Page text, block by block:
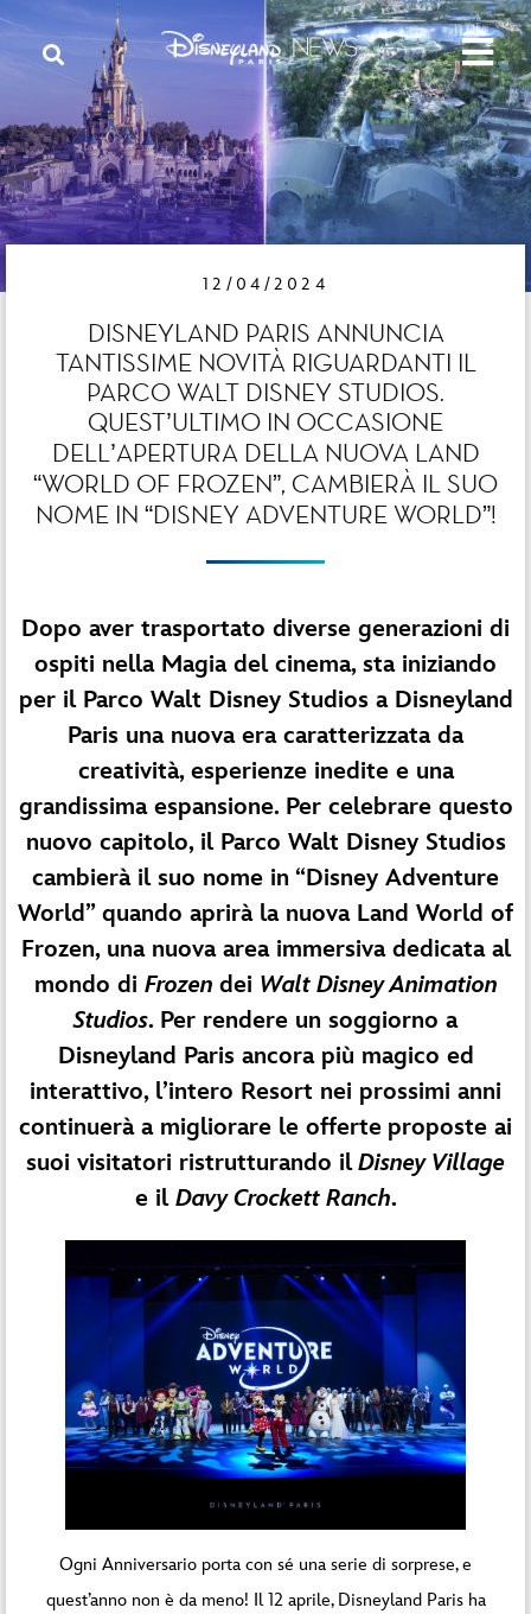
12/04/2024
DISNEYLAND PARIS ANNUNCIA
TANTISSIME NOVITÀ RIGUARDANTI IL
PARCO WALT DISNEY STUDIOS.
QUEST’ULTIMO IN OCCASIONE
DELL’APERTURA DELLA NUOVA LAND
“WORLD OF FROZEN”, CAMBIERÀ IL SUO
NOME IN “DISNEY ADVENTURE WORLD”!
Dopo aver trasportato diverse generazioni di
ospiti nella Magia del cinema, sta iniziando
per il Parco Walt Disney Studios a Disneyland
Paris una nuova era caratterizzata da
creatività, esperienze inedite e una
grandissima espansione. Per celebrare questo
nuovo capitolo, il Parco Walt Disney Studios
cambierà il suo nome in “Disney Adventure
World” quando aprirà la nuova Land World of
Frozen, una nuova area immersiva dedicata al
mondo di Frozen dei Walt Disney Animation
Studios. Per rendere un soggiorno a
Disneyland Paris ancora più magico ed
interattivo, l’intero Resort nei prossimi anni
continuerà a migliorare le offerte proposte ai
suoi visitatori ristrutturando il Disney Village
e il Davy Crockett Ranch.
Ogni Anniversario porta con sé una serie di sorprese, e
quest’anno non è da meno! Il 12 aprile, Disneyland Paris ha